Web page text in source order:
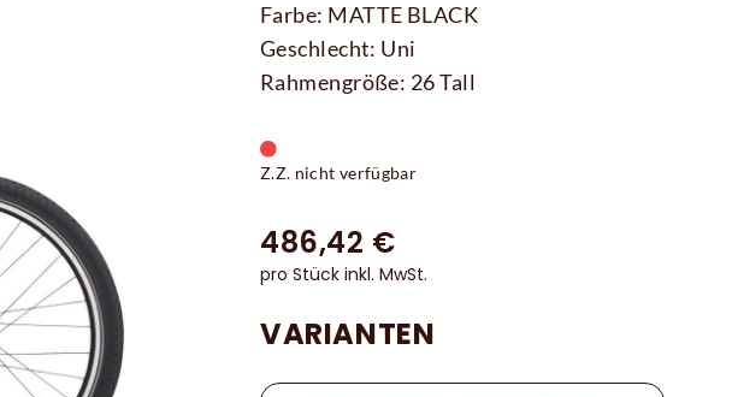
Farbe: MATTE BLACK
Geschlecht: Uni
Rahmengröße: 26 Tall
Z.Z. nicht verfügbar
486,42 €
pro Stück inkl. MwSt.
VARIANTEN